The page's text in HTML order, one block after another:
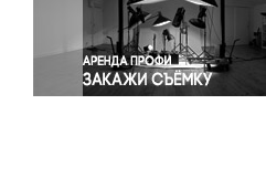
Экология
Экономика и бизнес